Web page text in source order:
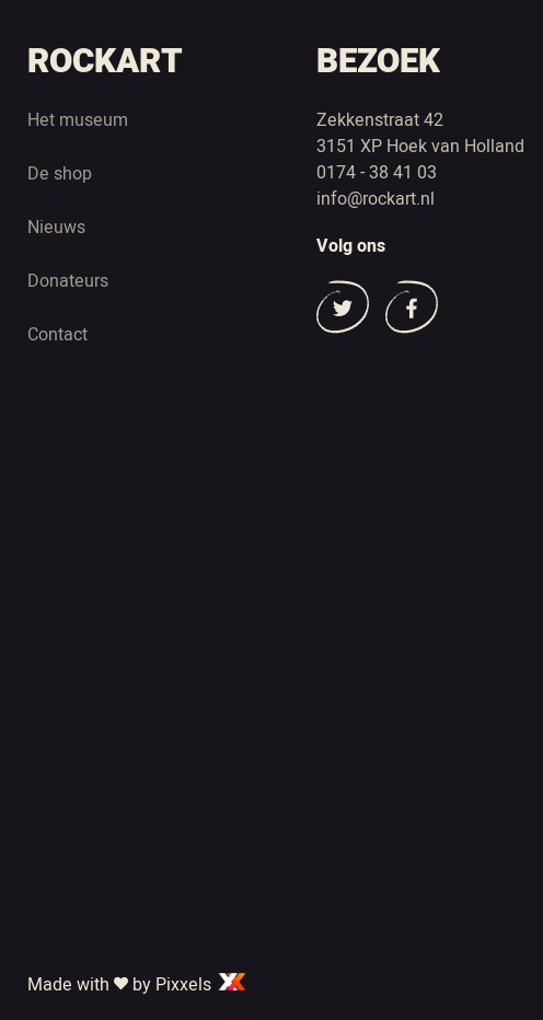
ROCKART
Het museum
De shop
Nieuws
Donateurs
Contact
BEZOEK
Zekkenstraat 42
3151 XP Hoek van Holland
0174 - 38 41 03
info@rockart.nl
Volg ons
Made with by Pixxels